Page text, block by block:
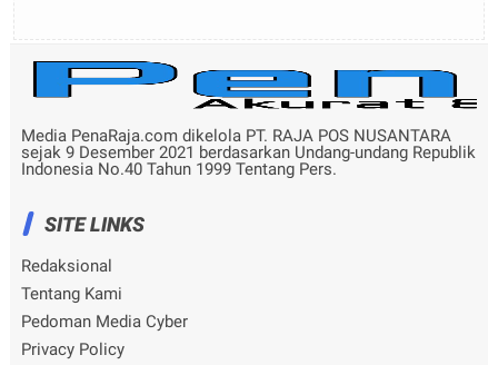
Media PenaRaja.com dikelola PT. RAJA POS NUSANTARA
sejak 9 Desember 2021 berdasarkan Undang-undang Republik
Indonesia No.40 Tahun 1999 Tentang Pers.
SITE LINKS
Redaksional
Tentang Kami
Pedoman Media Cyber
Privacy Policy